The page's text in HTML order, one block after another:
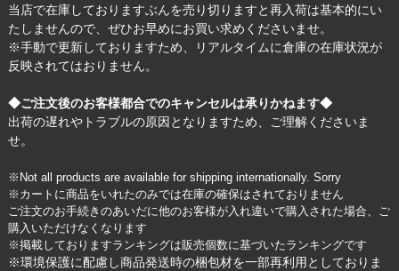
当店で在庫しておりますぶんを売り切りますと再入荷は基本的にい
たしませんので、ぜひお早めにお買い求めくださいませ。
※手動で更新しておりますため、リアルタイムに倉庫の在庫状況が
反映されてはおりません。
◆ご注文後のお客様都合でのキャンセルは承りかねます◆
出荷の遅れやトラブルの原因となりますため、ご理解くださいま
せ。
※Not all products are available for shipping internationally. Sorry
※カートに商品をいれたのみでは在庫の確保はされておりません
ご注文のお手続きのあいだに他のお客様が入れ違いで購入された場合、ご
購入いただけなくなります
※掲載しておりますランキングは販売個数に基づいたランキングです
※環境保護に配慮し商品発送時の梱包材を一部再利用としておりま